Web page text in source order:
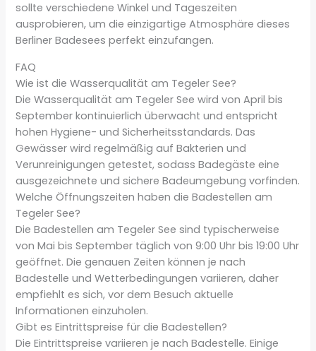
sollte verschiedene Winkel und Tageszeiten
ausprobieren, um die einzigartige Atmosphäre dieses
Berliner Badesees perfekt einzufangen.
FAQ
Wie ist die Wasserqualität am Tegeler See?
Die Wasserqualität am Tegeler See wird von April bis
September kontinuierlich überwacht und entspricht
hohen Hygiene- und Sicherheitsstandards. Das
Gewässer wird regelmäßig auf Bakterien und
Verunreinigungen getestet, sodass Badegäste eine
ausgezeichnete und sichere Badeumgebung vorfinden.
Welche Öffnungszeiten haben die Badestellen am
Tegeler See?
Die Badestellen am Tegeler See sind typischerweise
von Mai bis September täglich von 9:00 Uhr bis 19:00 Uhr
geöffnet. Die genauen Zeiten können je nach
Badestelle und Wetterbedingungen variieren, daher
empfiehlt es sich, vor dem Besuch aktuelle
Informationen einzuholen.
Gibt es Eintrittspreise für die Badestellen?
Die Eintrittspreise variieren je nach Badestelle. Einige